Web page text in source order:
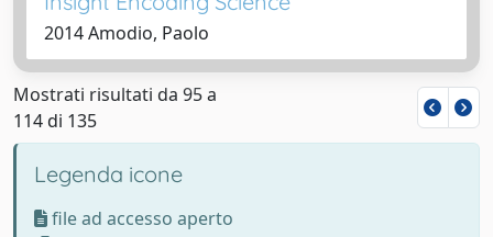
2014 Amodio, Paolo
Mostrati risultati da 95 a
114 di 135
Legenda icone
file ad accesso aperto